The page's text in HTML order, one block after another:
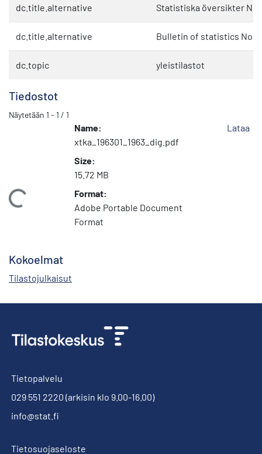
dc.title.alternative Statistiska översikter Nr 1
dc.title.alternative Bulletin of statistics No. 1
dc.topic yleistilastot
Tiedostot
Näytetään 1 - 1 / 1
Ladataan...
Name:
xtka_196301_1963_dig.pdf
Size:
15.72 MB
Format:
Adobe Portable Document
Format
Lataa
Kokoelmat
Tilastojulkaisut
Tietopalvelu
029 551 2220 (arkisin klo 9.00-16.00)
info@stat.fi
Tietosuojaseloste